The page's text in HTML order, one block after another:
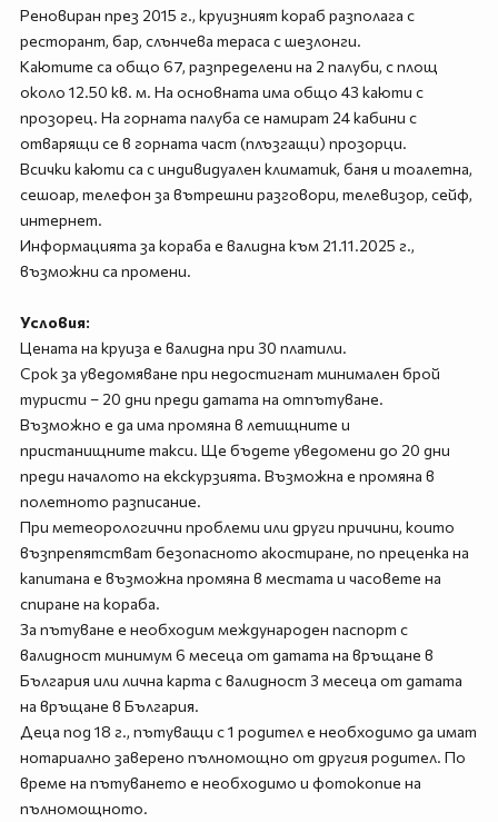
Реновиран през 2015 г., круизният кораб разполага с
ресторант, бар, слънчева тераса с шезлонги.
Каютите са общо 67, разпределени на 2 палуби, с площ
около 12.50 кв. м. На основната има общо 43 каюти с
прозорец. На горната палуба се намират 24 кабини с
отварящи се в горната част (плъзгащи) прозорци.
Всички каюти са с индивидуален климатик, баня и тоалетна,
сешоар, телефон за вътрешни разговори, телевизор, сейф,
интернет.
Информацията за кораба е валидна към 21.11.2025 г.,
възможни са промени.
Условия:
Цената на круиза е валидна при 30 платили.
Срок за уведомяване при недостигнат минимален брой
туристи – 20 дни преди датата на отпътуване.
Възможно е да има промяна в летищните и
пристанищните такси. Ще бъдете уведомени до 20 дни
преди началото на екскурзията. Възможна е промяна в
полетното разписание.
При метеорологични проблеми или други причини, които
възпрепятстват безопасното акостиране, по преценка на
капитана е възможна промяна в местата и часовете на
спиране на кораба.
За пътуване е необходим международен паспорт с
валидност минимум 6 месеца от датата на връщане в
България или лична карта с валидност 3 месеца от датата
на връщане в България.
Деца под 18 г., пътуващи с 1 родител е необходимо да имат
нотариално заверено пълномощно от другия родител. По
време на пътуването е необходимо и фотокопие на
пълномощното.